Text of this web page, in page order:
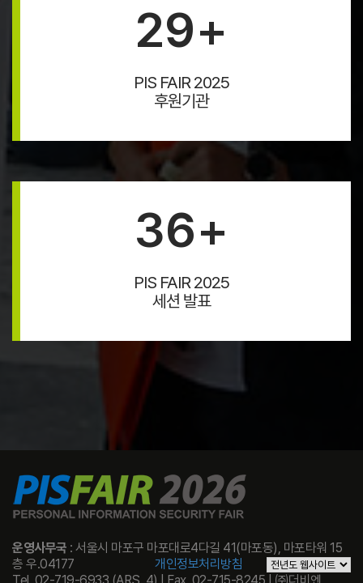
29+
PIS FAIR 2025
후원기관
36+
PIS FAIR 2025
세션 발표
운영사무국 : 서울시 마포구 마포대로4다길 41(마포동), 마포타워 15
층 우.04177
개인정보처리방침